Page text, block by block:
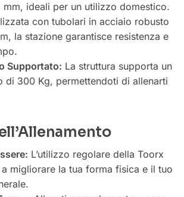
ideali per un utilizzo domestico.
con tubolari in acciaio robusto
la stazione garantisce resistenza e
Supportato: La struttura supporta un
di 300 Kg, permettendoti di allenarti
L’utilizzo regolare della Toorx
migliorare la tua forma fisica e il tuo